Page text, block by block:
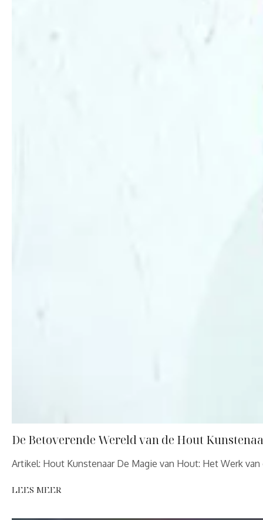
De Betoverende Wereld van de Hout
Artikel: Hout Kunstenaar De Magie van Hout: Het Werk
LEES MEER